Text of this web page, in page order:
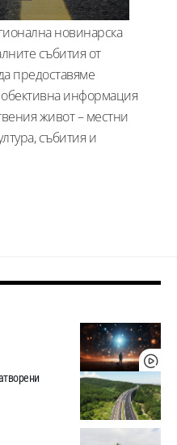
новинарска
събития от
предоставяме
информация
живот – местни
събития и